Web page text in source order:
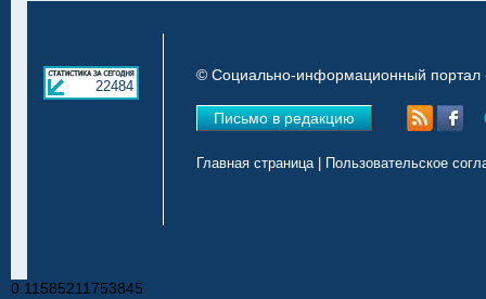
22484
© Социально-информационный портал
Письмо в редакцию
Главная страница| Пользовательское
0.11585211753845